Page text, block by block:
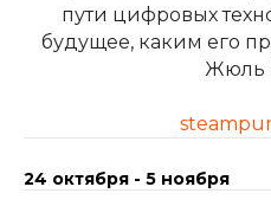
пути цифровых
будущее, каким его
Жюль
24 октября - 5 ноября